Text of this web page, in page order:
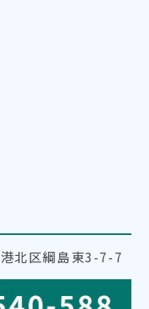
北区綱島東3-7-7